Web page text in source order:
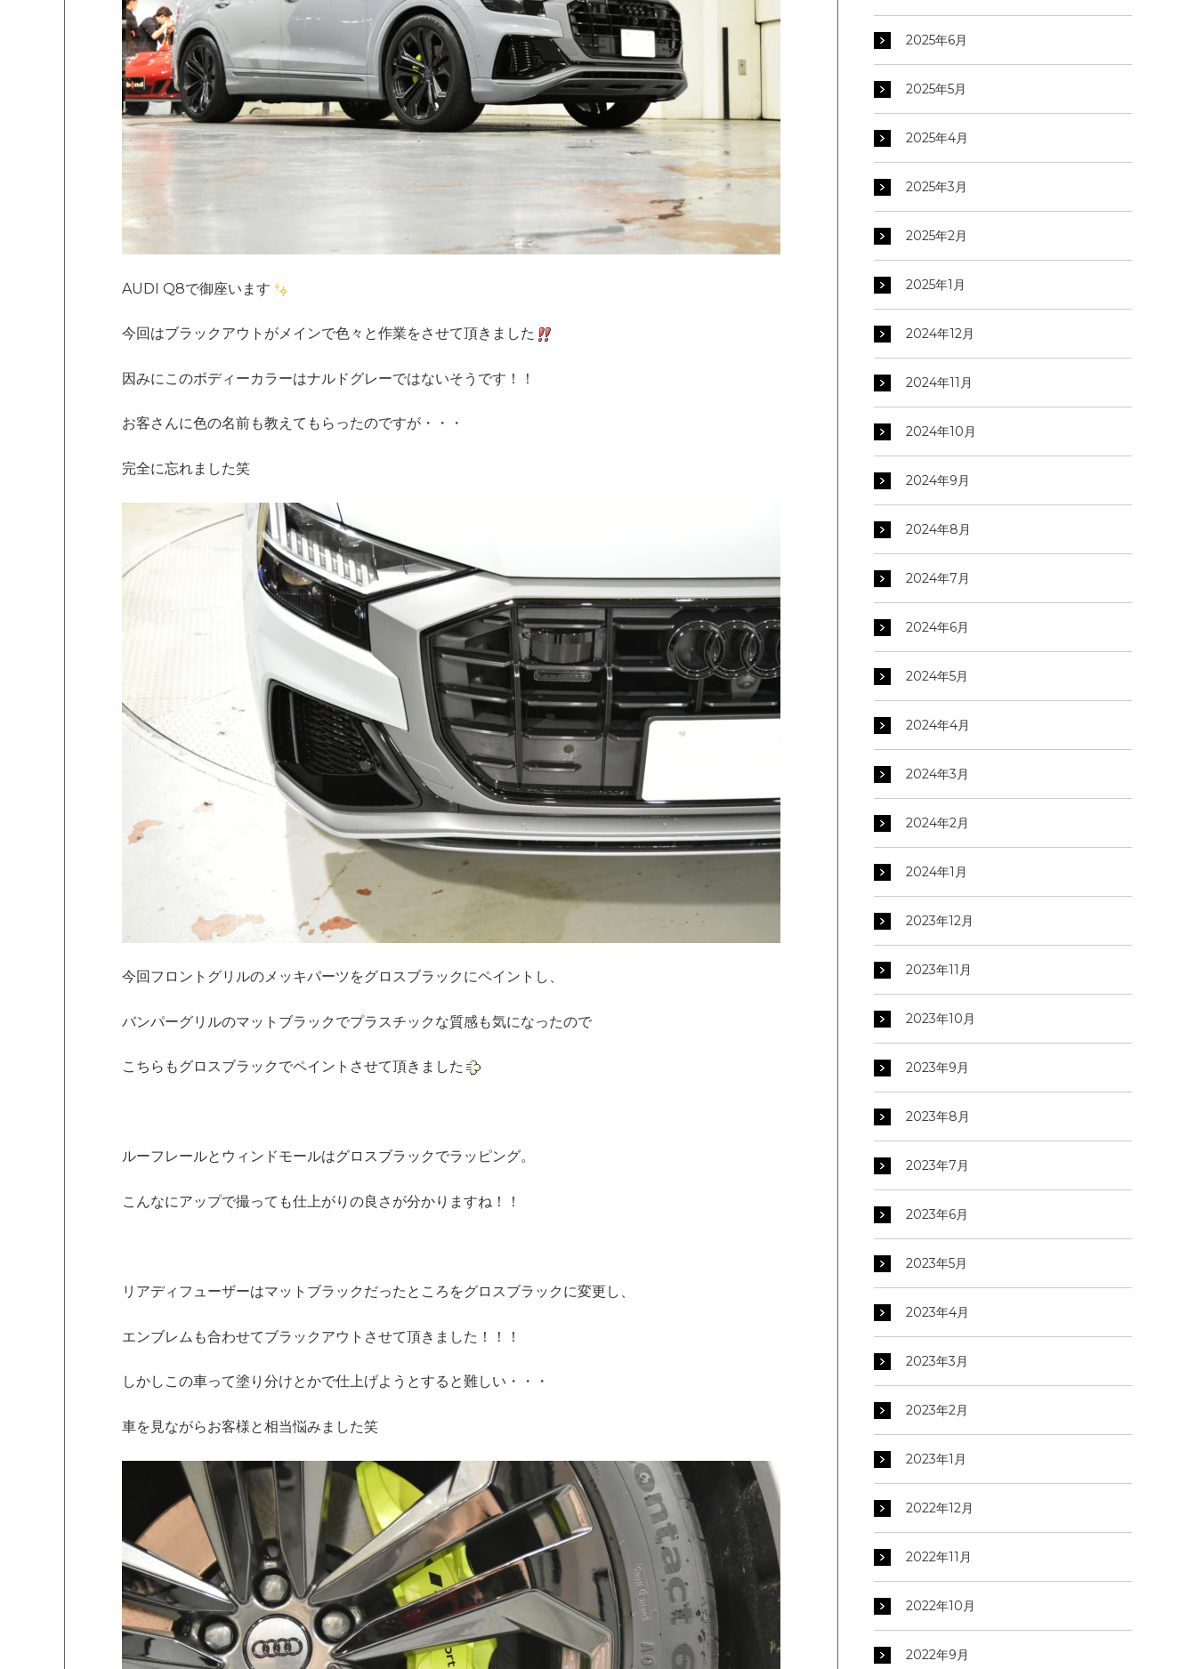
AUDI Q8で御座います
今回はブラックアウトがメインで色々と作業をさせて頂きました
因みにこのボディーカラーはナルドグレーではないそうです！！
お客さんに色の名前も教えてもらったのですが・・・
完全に忘れました笑
今回フロントグリルのメッキパーツをグロスブラックにペイントし、
バンパーグリルのマットブラックでプラスチックな質感も気になったので
こちらもグロスブラックでペイントさせて頂きました
ルーフレールとウィンドモールはグロスブラックでラッピング。
こんなにアップで撮っても仕上がりの良さが分かりますね！！
リアディフューザーはマットブラックだったところをグロスブラックに変更し、
エンブレムも合わせてブラックアウトさせて頂きました！！！
しかしこの車って塗り分けとかで仕上げようとすると難しい・・・
車を見ながらお客様と相当悩みました笑
2025年6月
2025年5月
2025年4月
2025年3月
2025年2月
2025年1月
2024年12月
2024年11月
2024年10月
2024年9月
2024年8月
2024年7月
2024年6月
2024年5月
2024年4月
2024年3月
2024年2月
2024年1月
2023年12月
2023年11月
2023年10月
2023年9月
2023年8月
2023年7月
2023年6月
2023年5月
2023年4月
2023年3月
2023年2月
2023年1月
2022年12月
2022年11月
2022年10月
2022年9月